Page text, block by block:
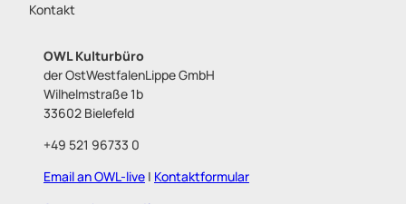
Kontakt
OWL Kulturbüro
der OstWestfalenLippe GmbH
Wilhelmstraße 1b
33602 Bielefeld
+49 521 96733 0
Email an OWL-live | Kontaktformular